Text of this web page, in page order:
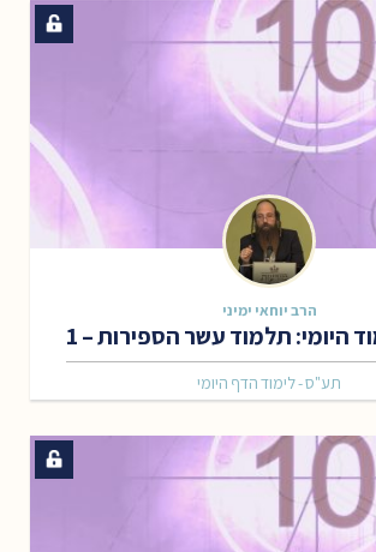
הרב יוחאי ימיני
היומי: תלמוד עשר הספירות – 1
תע"ס - לימוד הדף היומי